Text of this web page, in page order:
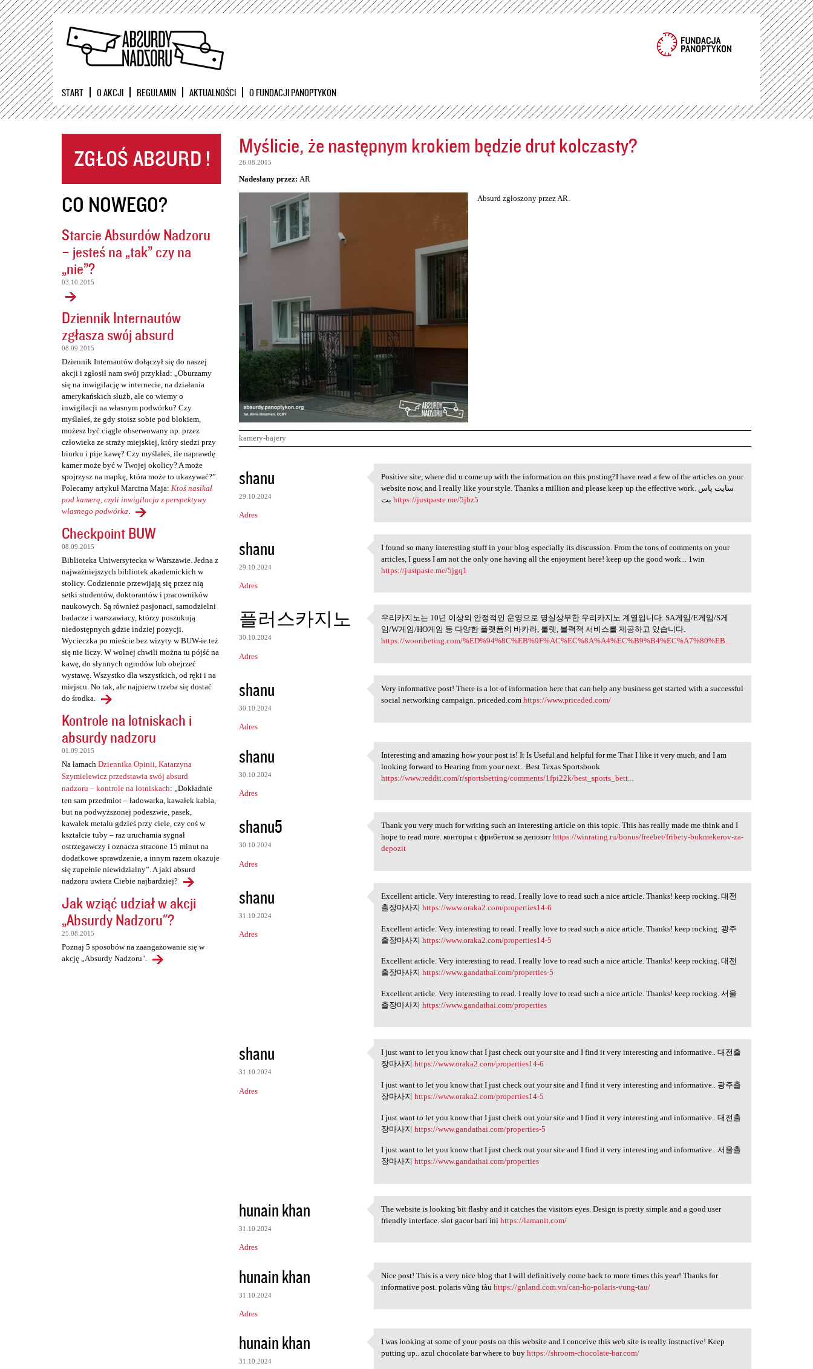
Przejdź
START O AKCJI REGULAMIN AKTUALNOŚCI O FUNDACJI PANOPTYKON
CO NOWEGO?
Starcie Absurdów Nadzoru
– jesteś na „tak” czy na
„nie”?
03.10.2015
Dziennik Internautów
zgłasza swój absurd
08.09.2015
Dziennik Internautów dołączył się do naszej
akcji i zgłosił nam swój przykład: „Oburzamy
się na inwigilację w internecie, na działania
amerykańskich służb, ale co wiemy o
inwigilacji na własnym podwórku? Czy
myślałeś, że gdy stoisz sobie pod blokiem,
możesz być ciągle obserwowany np. przez
człowieka ze straży miejskiej, który siedzi przy
biurku i pije kawę? Czy myślałeś, ile naprawdę
kamer może być w Twojej okolicy? A może
spojrzysz na mapkę, która może to ukazywać?”.
Polecamy artykuł Marcina Maja: Ktoś nasikał
pod kamerą, czyli inwigilacja z perspektywy
własnego podwórka.
Checkpoint BUW
08.09.2015
Biblioteka Uniwersytecka w Warszawie. Jedna z
najważniejszych bibliotek akademickich w
stolicy. Codziennie przewijają się przez nią
setki studentów, doktorantów i pracowników
naukowych. Są również pasjonaci, samodzielni
badacze i warszawiacy, którzy poszukują
niedostępnych gdzie indziej pozycji.
Wycieczka po mieście bez wizyty w BUW-ie też
się nie liczy. W wolnej chwili można tu pójść na
kawę, do słynnych ogrodów lub obejrzeć
wystawę. Wszystko dla wszystkich, od ręki i na
miejscu. No tak, ale najpierw trzeba się dostać
do środka.
Kontrole na lotniskach i
absurdy nadzoru
01.09.2015
Na łamach Dziennika Opinii, Katarzyna
Szymielewicz przedstawia swój absurd
nadzoru – kontrole na lotniskach: „Dokładnie
ten sam przedmiot – ładowarka, kawałek kabla,
but na podwyższonej podeszwie, pasek,
kawałek metalu gdzieś przy ciele, czy coś w
kształcie tuby – raz uruchamia sygnał
ostrzegawczy i oznacza stracone 15 minut na
dodatkowe sprawdzenie, a innym razem okazuje
się zupełnie niewidzialny”. A jaki absurd
nadzoru uwiera Ciebie najbardziej?
Jak wziąć udział w akcji
„Absurdy Nadzoru"?
25.08.2015
Poznaj 5 sposobów na zaangażowanie się w
akcję „Absurdy Nadzoru".
Myślicie, że następnym krokiem będzie drut kolczasty?
26.08.2015
Nadesłany przez: AR
Absurd zgłoszony przez AR.
kamery-bajery
K
o
m
e
t
a
r
z
e
shanu
29.10.2024
Adres
Positive site, where did u
Positive site, where did u come up with the information on this posting?I have read a few of the articles on your
website now, and I really like your style. Thanks a million and please keep up the effective work. سایت یاس
بتhttps://justpaste.me/5jbz5
shanu
29.10.2024
Adres
I found so many interesting
I found so many interesting stuff in your blog especially its discussion. From the tons of comments on your
articles, I guess I am not the only one having all the enjoyment here! keep up the good work... 1win
https://justpaste.me/5jgq1
플러스카지노
30.10.2024
Adres
우리카지노는 10년 이상의 안정적인 운영으로
우리카지노는 10년 이상의 안정적인 운영으로 명실상부한 우리카지노 계열입니다. SA게임/E게임/S게
임/W게임/HO게임 등 다양한 플랫폼의 바카라, 룰렛, 블랙잭 서비스를 제공하고 있습니다.
https://wooribeting.com/%ED%94%8C%EB%9F%AC%EC%8A%A4%EC%B9%B4%EC%A7%80%EB...
shanu
30.10.2024
Adres
Very informative post! There
Very informative post! There is a lot of information here that can help any business get started with a successful
social networking campaign. priceded.comhttps://www.priceded.com/
shanu
30.10.2024
Adres
Interesting and amazing how
Interesting and amazing how your post is! It Is Useful and helpful for me That I like it very much, and I am
looking forward to Hearing from your next.. Best Texas Sportsbook
https://www.reddit.com/r/sportsbetting/comments/1fpi22k/best_sports_bett...
shanu5
30.10.2024
Adres
Thank you very much for
Thank you very much for writing such an interesting article on this topic. This has really made me think and I
hope to read more. конторы с фрибетом за депозитhttps://winrating.ru/bonus/freebet/fribety-bukmekerov-za-
depozit
shanu
31.10.2024
Adres
Excellent article. Very
Excellent article. Very interesting to read. I really love to read such a nice article. Thanks! keep rocking. 대전
출장마사지https://www.oraka2.com/properties14-6
Excellent article. Very interesting to read. I really love to read such a nice article. Thanks! keep rocking. 광주
출장마사지https://www.oraka2.com/properties14-5
Excellent article. Very interesting to read. I really love to read such a nice article. Thanks! keep rocking. 대전
출장마사지https://www.gandathai.com/properties-5
Excellent article. Very interesting to read. I really love to read such a nice article. Thanks! keep rocking. 서울
출장마사지https://www.gandathai.com/properties
shanu
31.10.2024
Adres
I just want to let you know
I just want to let you know that I just check out your site and I find it very interesting and informative.. 대전출
장마사지https://www.oraka2.com/properties14-6
I just want to let you know that I just check out your site and I find it very interesting and informative.. 광주출
장마사지https://www.oraka2.com/properties14-5
I just want to let you know that I just check out your site and I find it very interesting and informative.. 대전출
장마사지https://www.gandathai.com/properties-5
I just want to let you know that I just check out your site and I find it very interesting and informative.. 서울출
장마사지https://www.gandathai.com/properties
hunain khan
31.10.2024
Adres
The website is looking bit
The website is looking bit flashy and it catches the visitors eyes. Design is pretty simple and a good user
friendly interface. slot gacor hari inihttps://lamanit.com/
hunain khan
31.10.2024
Adres
Nice post! This is a very
Nice post! This is a very nice blog that I will definitively come back to more times this year! Thanks for
informative post. polaris vũng tàuhttps://gnland.com.vn/can-ho-polaris-vung-tau/
hunain khan
31.10.2024
I was looking at some of your
I was looking at some of your posts on this website and I conceive this web site is really instructive! Keep
putting up.. azul chocolate bar where to buyhttps://shroom-chocolate-bar.com/